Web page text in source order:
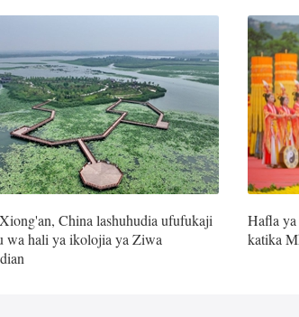
China lashuhudia ufufukaji
wa hali ya ikolojia ya Ziwa
Hafla
katika